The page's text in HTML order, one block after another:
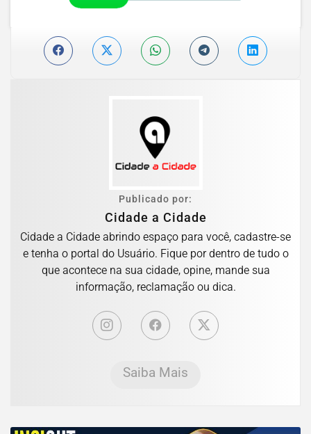
Publicado por:
Cidade a Cidade
Cidade a Cidade abrindo espaço para você, cadastre-se
e tenha o portal do Usuário. Fique por dentro de tudo o
que acontece na sua cidade, opine, mande sua
informação, reclamação ou dica.
Saiba Mais